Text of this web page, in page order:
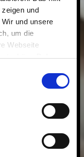
und
und unsere
um die
Webseite
Daher